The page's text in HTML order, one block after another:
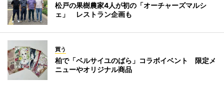
松戸の果樹農家4人が初の「オーチャーズマルシ
ェ」 レストラン企画も
買う
柏で「ベルサイユのばら」コラボイベント 限定メ
ニューやオリジナル商品